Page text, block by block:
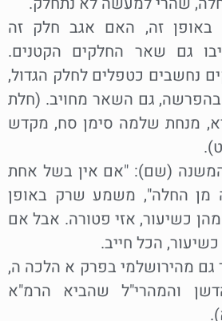
באופן זה, האם אגב חלק זה
גם שאר החלקים הקטנים.
נחשבים כטפלים לחלק הגדול,
בהפרשה, גם השאר מחויב. (חלת
מנחת שלמה סימן סח, מקדש
המשנה (שם): "אם אין בשל אחת
מן החלה", משמע שרק באופן
כשיעור, אזי פטורה. אבל אם
הכל חייב.
גם מהירושלמי בפרק א הלכה ה,
והמהרי"ל שהביא הרמ"א